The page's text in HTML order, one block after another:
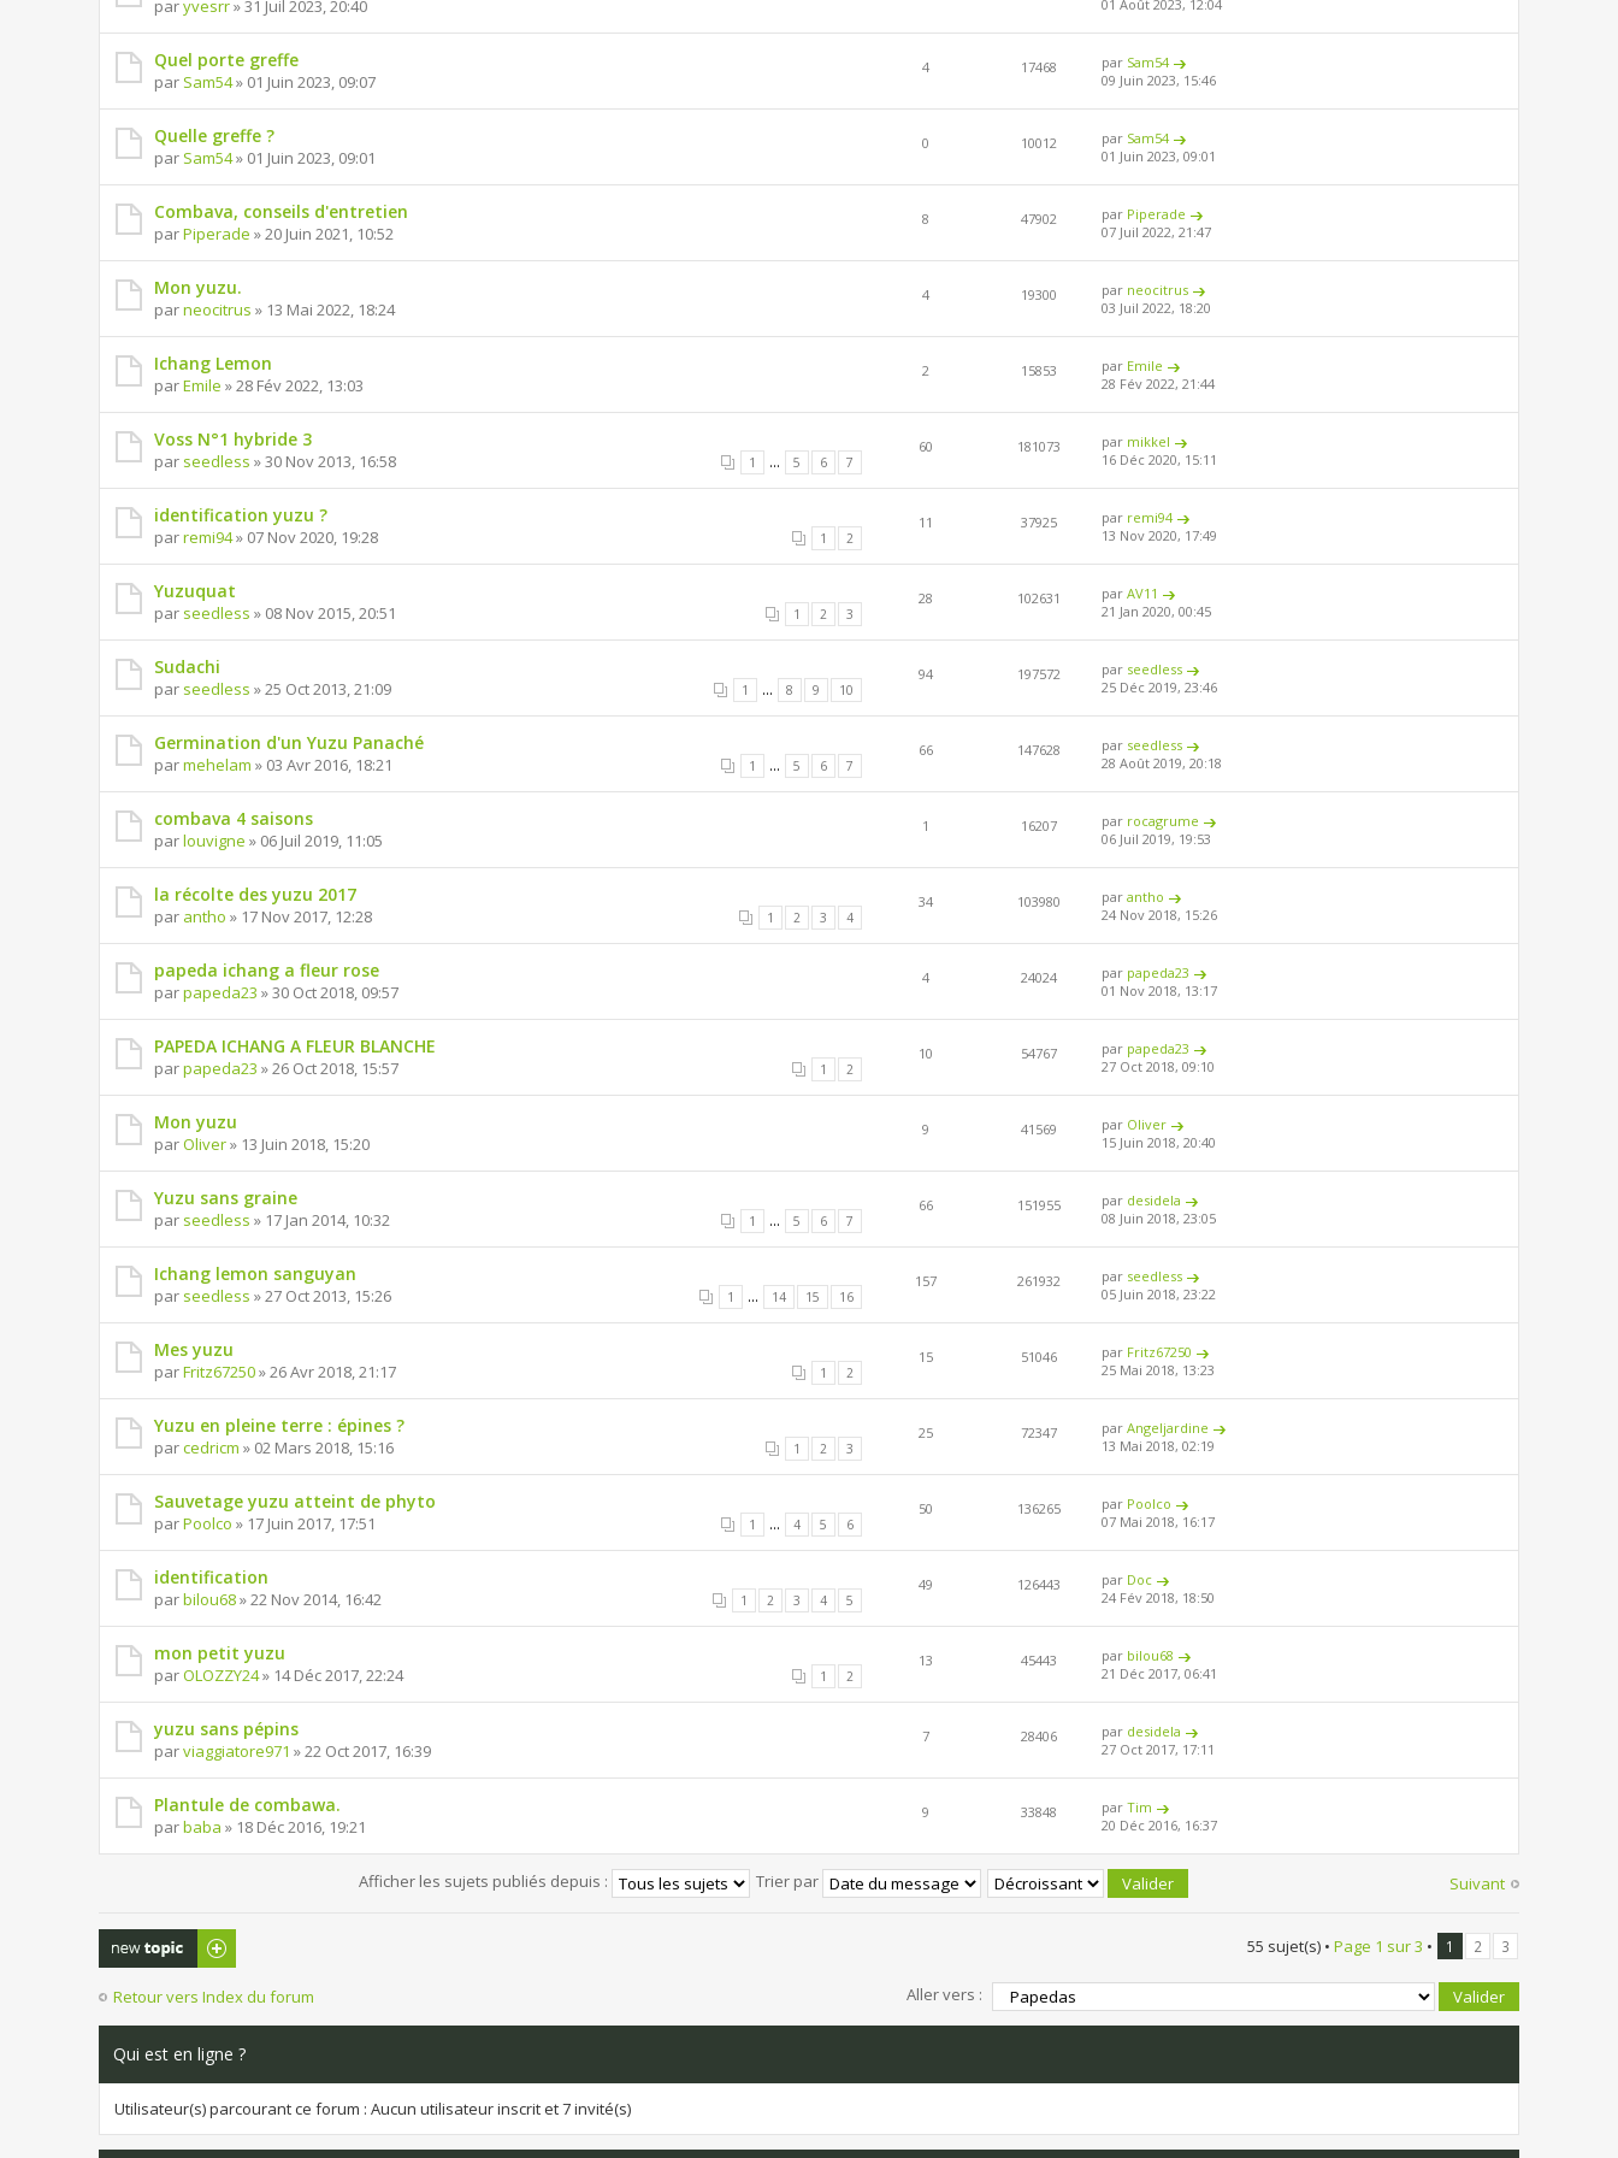
paryvesrr» 31 Juil 2023, 20:40
01 Août 2023, 12:04
Quel porte greffe
par Sam54» 01 Juin 2023, 09:07
4 17468 par Sam54
09 Juin 2023, 15:46
Quelle greffe ?
par Sam54» 01 Juin 2023, 09:01
0 10012 par Sam54
01 Juin 2023, 09:01
Combava, conseils d'entretien
parPiperade » 20 Juin 2021, 10:52
8 47902 par Piperade
07 Juil 2022, 21:47
Mon yuzu.
parneocitrus » 13 Mai 2022, 18:24
4 19300 par neocitrus
03 Juil 2022, 18:20
Ichang Lemon
parEmile » 28 Fév 2022, 13:03
2 15853 par Emile
28 Fév 2022, 21:44
Voss N°1 hybride 3
1 ... 5 6 7
par seedless » 30 Nov 2013, 16:58
60 181073 par mikkel
16 Déc 2020, 15:11
identification yuzu ?
1 2
parremi94» 07 Nov 2020, 19:28
11 37925 par remi94
13 Nov 2020, 17:49
Yuzuquat
1 2 3
par seedless » 08 Nov 2015, 20:51
28 102631 parAV11
21 Jan 2020, 00:45
Sudachi
1 ... 8 9 10
par seedless » 25 Oct 2013, 21:09
94 197572 par seedless
25 Déc 2019, 23:46
Germination d'un Yuzu Panaché
1 ... 5 6 7
parmehelam » 03 Avr 2016, 18:21
66 147628 par seedless
28 Août 2019, 20:18
combava 4 saisons
parlouvigne » 06 Juil 2019, 11:05
1 16207 par rocagrume
06 Juil 2019, 19:53
la récolte des yuzu 2017
1 2 3 4
par antho » 17 Nov 2017, 12:28
34 103980 parantho
24 Nov 2018, 15:26
papeda ichang a fleur rose
parpapeda23 » 30 Oct 2018, 09:57
4 24024 par papeda23
01 Nov 2018, 13:17
PAPEDA ICHANG A FLEUR BLANCHE
1 2
parpapeda23 » 26 Oct 2018, 15:57
10 54767 par papeda23
27 Oct 2018, 09:10
Mon yuzu
parOliver» 13 Juin 2018, 15:20
9 41569 par Oliver
15 Juin 2018, 20:40
Yuzu sans graine
1 ... 5 6 7
par seedless » 17 Jan 2014, 10:32
66 151955 par desidela
08 Juin 2018, 23:05
Ichang lemon sanguyan
1 ... 14 15 16
par seedless » 27 Oct 2013, 15:26
157 261932 par seedless
05 Juin 2018, 23:22
Mes yuzu
1 2
parFritz67250» 26 Avr 2018, 21:17
15 51046 par Fritz67250
25 Mai 2018, 13:23
Yuzu en pleine terre : épines ?
1 2 3
parcedricm » 02 Mars 2018, 15:16
25 72347 parAngeljardine
13 Mai 2018, 02:19
Sauvetage yuzu atteint de phyto
1 ... 4 5 6
parPoolco » 17 Juin 2017, 17:51
50 136265 par Poolco
07 Mai 2018, 16:17
identification
1 2 3 4 5
parbilou68» 22 Nov 2014, 16:42
49 126443 par Doc
24 Fév 2018, 18:50
mon petit yuzu
1 2
parOLOZZY24» 14 Déc 2017, 22:24
13 45443 par bilou68
21 Déc 2017, 06:41
yuzu sans pépins
parviaggiatore971 » 22 Oct 2017, 16:39
7 28406 par desidela
27 Oct 2017, 17:11
Plantule de combawa.
parbaba » 18 Déc 2016, 19:21
9 33848 parTim
20 Déc 2016, 16:37
Suivant
Afficher les sujets publiés depuis : Trier par
Publier un
nouveau sujet
55 sujet(s) • Page 1 sur3 • 1 2 3
Retour vers Index du forum Aller vers :
Qui est en ligne ?
Utilisateur(s) parcourant ce forum : Aucun utilisateur inscrit et 7 invité(s)